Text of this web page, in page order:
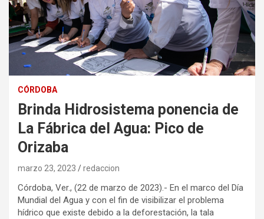
CÓRDOBA
Brinda Hidrosistema ponencia de
La Fábrica del Agua: Pico de
Orizaba
marzo 23, 2023 redaccion
Córdoba, Ver., (22 de marzo de 2023).- En el marco del Día
Mundial del Agua y con el fin de visibilizar el problema
hídrico que existe debido a la deforestación, la tala